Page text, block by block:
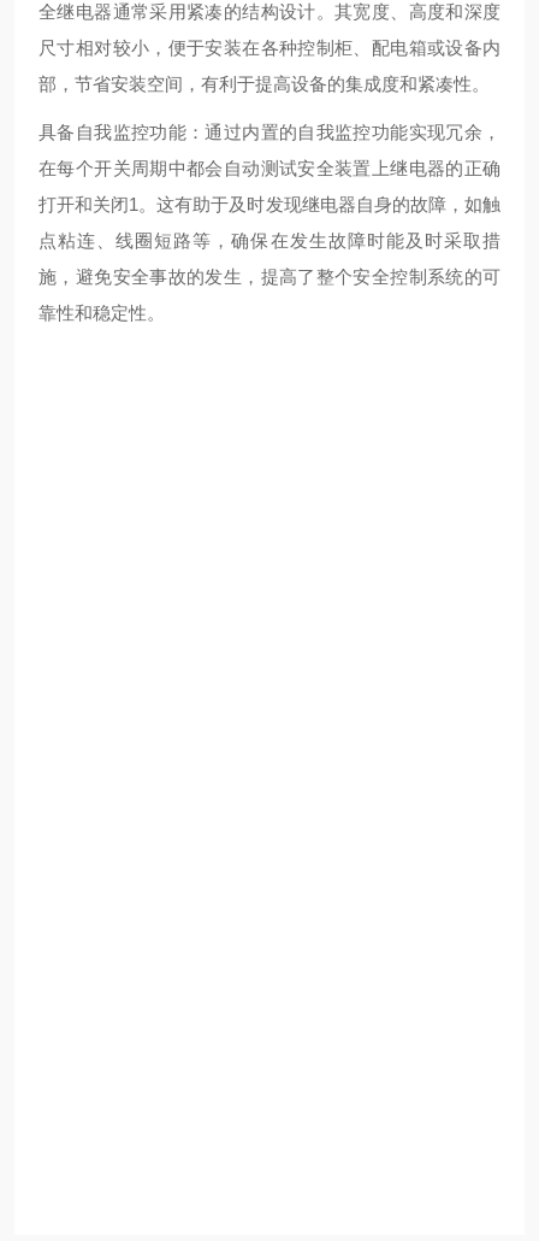
全继电器通常采用紧凑的结构设计。其宽度、高度和深度
尺寸相对较小，便于安装在各种控制柜、配电箱或设备内
部，节省安装空间，有利于提高设备的集成度和紧凑性。
具备自我监控功能：通过内置的自我监控功能实现冗余，
在每个开关周期中都会自动测试安全装置上继电器的正确
打开和关闭1。这有助于及时发现继电器自身的故障，如触
点粘连、线圈短路等，确保在发生故障时能及时采取措
施，避免安全事故的发生，提高了整个安全控制系统的可
靠性和稳定性。